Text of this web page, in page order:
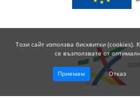
Този сайт използва бисквитки (cookies).
се възползвате от
Приемам Отказ